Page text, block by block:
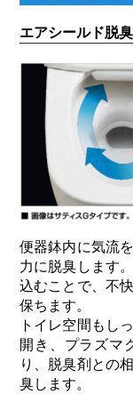
エアシールド脱臭
便器鉢内に気流
力に脱臭します
込むことで、不
保ちます。
トイレ空間もし
開き、プラズマ
り、脱臭剤との
臭します。